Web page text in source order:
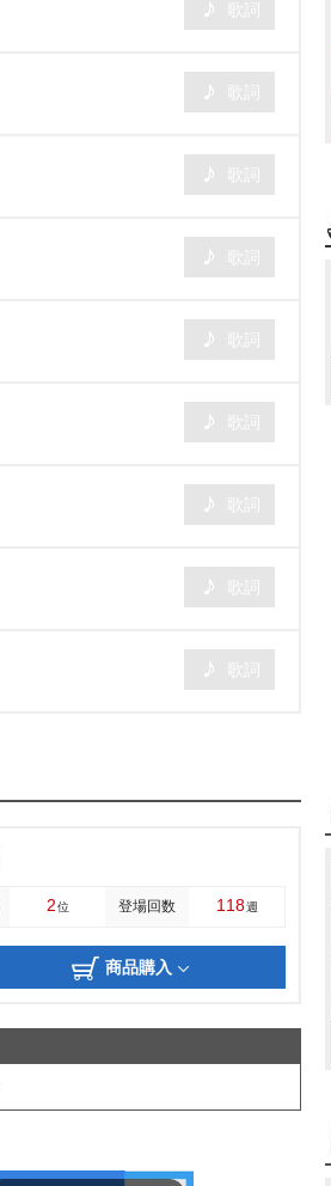
2位 登場回数 118週
商品購入